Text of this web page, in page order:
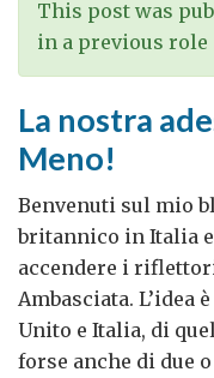
in
Italia
This post was
in a previous role
La nostra
Meno!
Benvenuti sul mio
britannico in Italia
accendere i
Ambasciata. L’idea
Unito e Italia, di
forse anche di due